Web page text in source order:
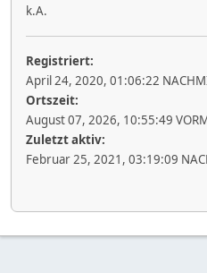
k.A.
Registriert:
April 24, 2020, 01:06:22
Ortszeit:
August 07, 2026, 10:55:49
Zuletzt aktiv:
Februar 25, 2021, 03:19:09